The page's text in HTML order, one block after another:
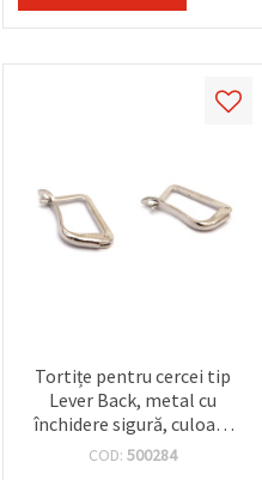
Tortițe pentru cercei tip
Lever Back, metal cu
închidere sigură, culoare
argintiu, 14x9 mm - set 10
COD: 500284